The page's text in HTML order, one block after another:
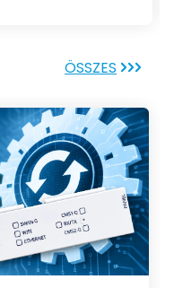
ÖSSZES